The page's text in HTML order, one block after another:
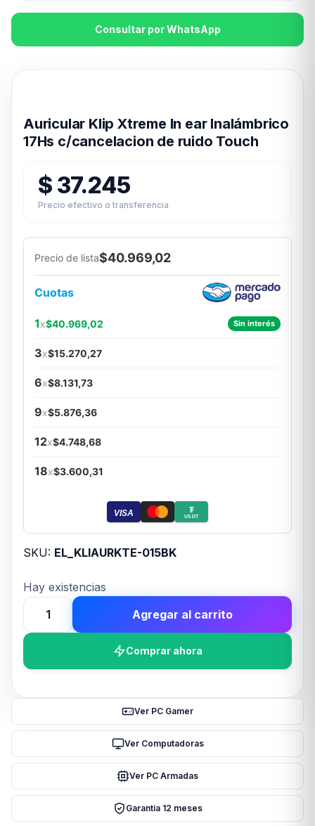
Consultar por WhatsApp
Auricular Klip Xtreme In ear Inalámbrico
17Hs c/cancelacion de ruido Touch
$ 37.245
Precio efectivo o transferencia
Precio de lista$40.969,02
Cuotas
1x$40.969,02 Sin interés
3x$15.270,27
6x$8.131,73
9x$5.876,36
12x$4.748,68
18x$3.600,31
VISA ₮
USDT
SKU: EL_KLIAURKTE-015BK
Hay existencias
Auricular
Klip
17Hs
de
Touch
Agregar al carrito
Comprar ahora
Ver PC Gamer
Ver Computadoras
Ver PC Armadas
Garantía 12 meses